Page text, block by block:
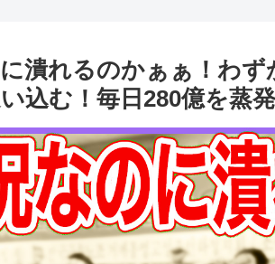
潰れるのかぁぁ！わ
込む！毎日280億を蒸